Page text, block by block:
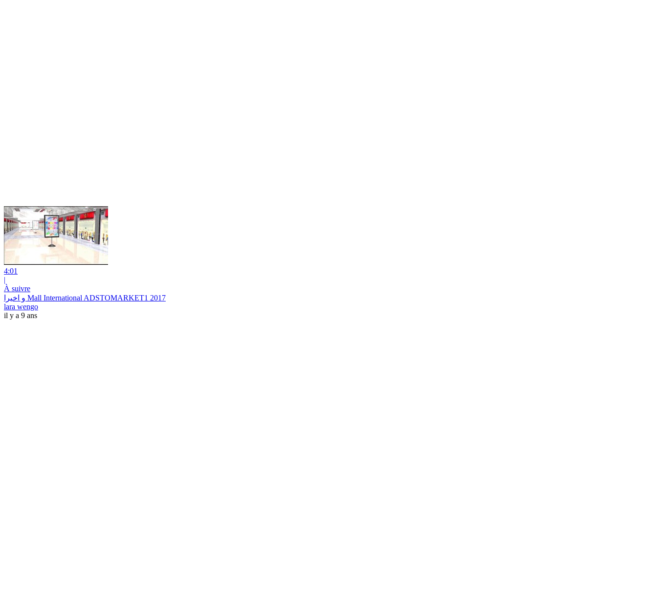
4:01
|
À suivre
و اخيرا Mall International ADSTOMARKET1 2017
lara wengo
il y a 9 ans